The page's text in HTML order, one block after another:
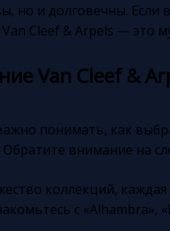
но и долговечны. Если
Cleef & Arpels — это
Van Cleef &
понимать, как
Обратите внимание на
коллекций,
с «Alhambra»,